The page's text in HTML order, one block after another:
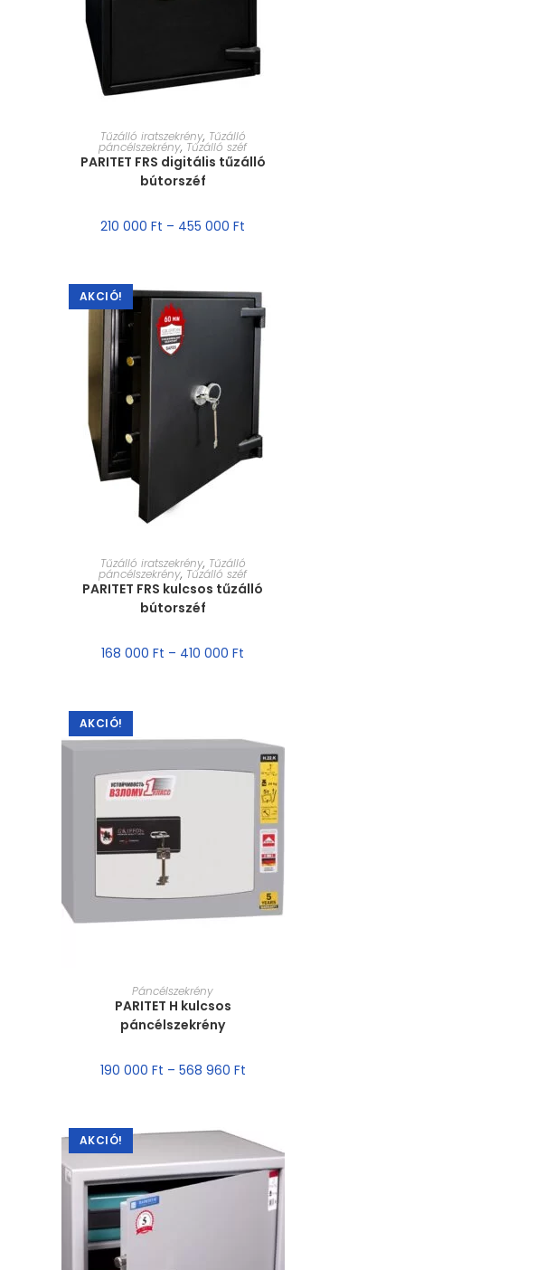
MÉRET VÁLASZTÁSA
Tűzálló iratszekrény, Tűzálló
páncélszekrény, Tűzálló széf
PARITET FRS digitális tűzálló
bútorszéf
210 000Ft – 455 000Ft
AKCIÓ!
MÉRET VÁLASZTÁSA
Tűzálló iratszekrény, Tűzálló
páncélszekrény, Tűzálló széf
PARITET FRS kulcsos tűzálló
bútorszéf
168 000Ft – 410 000Ft
AKCIÓ!
MÉRET VÁLASZTÁSA
Páncélszekrény
PARITET H kulcsos
páncélszekrény
190 000 Ft – 568 960 Ft
AKCIÓ!